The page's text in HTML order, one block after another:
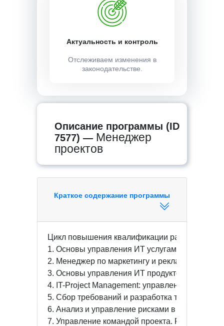
Актуальность и контроль
Отслеживаем изменения в
законодательстве.
Описание программы (ID
7577) — Менеджер
проектов
Краткое содержание программы
Цикл повышения квалификации
1. Основы управления ИТ услугами по ITIL 4.0
2. Менеджер по маркетингу и рекламе
3. Основы управления ИТ продуктом (IT
4. IT-Project Management: управление
5. Сбор требований и разработка
6. Анализ и управление рисками в проектной
7. Управление командой проекта. Роль и